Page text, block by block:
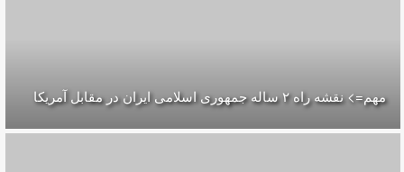
مهم=> نقشه راه ۲ ساله جمهوری اسلامی ایران در مقابل آمریکا